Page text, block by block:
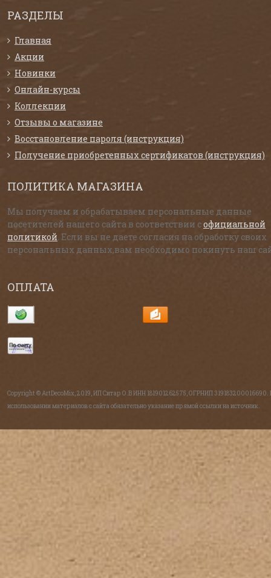
РАЗДЕЛЫ
Главная
Акции
Новинки
Онлайн-курсы
Коллекции
Отзывы о магазине
Восстановление пароля (инструкция)
Получение приобретенных сертификатов (инструкция)
ПОЛИТИКА МАГАЗИНА
Мы получаем и обрабатываем персональные данные
посетителей нашего сайта в соответствии софициальной
политикой . Если вы не даете согласия на обработку своих
персональных данных,вам необходимо покинуть наш
ОПЛАТА
Copyright © ArtDecoMix, 2019, ИП Ситар О.В ИНН 181901262575, ОГРНИП 319183200016690.
использовании материалов с сайта обязательно указание прямой ссылки на источник.